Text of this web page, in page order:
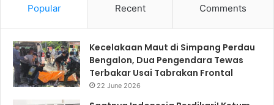
Popular Recent Comments
Kecelakaan Maut di Simpang Perdau
Bengalon, Dua Pengendara Tewas
Terbakar Usai Tabrakan Frontal
22 June 2026